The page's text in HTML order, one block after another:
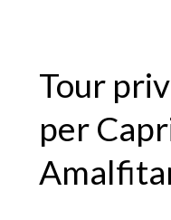
Tour
per